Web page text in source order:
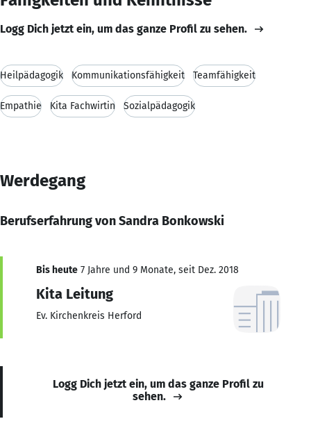
Logg Dich jetzt ein, um das ganze Profil zu sehen.
Heilpädagogik Kommunikationsfähigkeit Teamfähigkeit
Empathie Kita Fachwirtin Sozialpädagogik
Werdegang
Berufserfahrung von Sandra Bonkowski
Bis heute 7 Jahre und 9 Monate, seit Dez. 2018
Kita Leitung
Ev. Kirchenkreis Herford
Logg Dich jetzt ein, um das ganze Profil zu
sehen.